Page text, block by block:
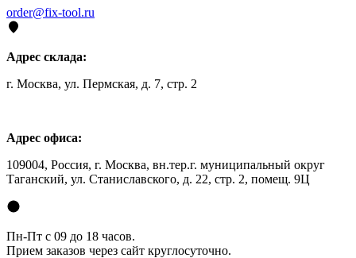
order@fix-tool.ru
Адрес склада:
г. Москва, ул. Пермская, д. 7, стр. 2
Адрес офиса:
109004, Россия, г. Москва, вн.тер.г. муниципальный округ
Таганский, ул. Станиславского, д. 22, стр. 2, помещ. 9Ц
Пн-Пт с 09 до 18 часов.
Прием заказов через сайт круглосуточно.